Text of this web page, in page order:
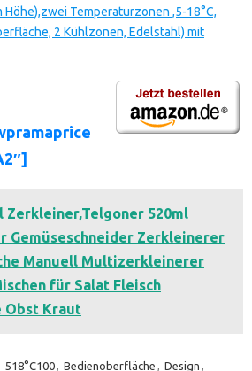
Höhe),zwei Temperaturzonen ,5-18°C,
2 Kühlzonen, Edelstahl) mit
Zerkleiner,Telgoner 520ml
Gemüseschneider Zerkleinerer
Manuell Multizerkleinerer
für Salat Fleisch
Obst Kraut
518°C100, Bedienoberfläche , Design ,